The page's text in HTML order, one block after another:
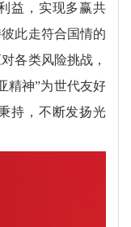
益，实现多赢共
此走符合国情的
各类风险挑战，
精神”为世代友好
持，不断发扬光